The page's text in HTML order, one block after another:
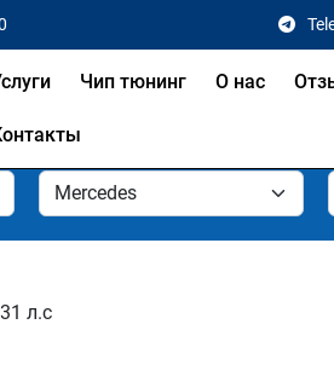
Чип тюнинг О нас
л.с